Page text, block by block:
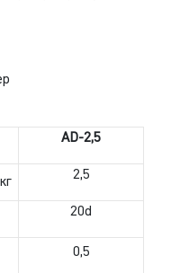
AD-2,5
2,5
20d
0,5